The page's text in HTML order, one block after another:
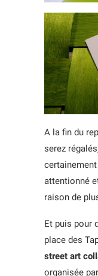
A la fin du
serez
attentionné
raison de
Et puis pour
place des
street art
organisée par